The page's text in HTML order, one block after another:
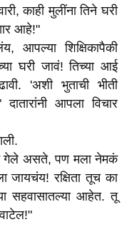
काही मुलींना तिने घरी
आहे!"
आपल्या शिक्षिकापैकी
घरी जावं! तिच्या आई
'अशी भुताची भीती
आपला विचार
गेले असते, पण मला नेमकं
जायचंय! रक्षिता तूच का
सहवासातल्या आहेत. तू